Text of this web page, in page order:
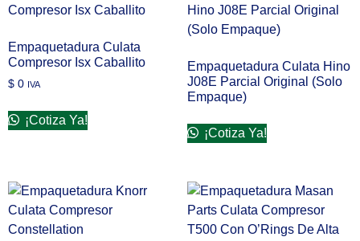
Empaquetadura Culata
Compresor Isx Caballito
$ 0 IVA
¡Cotiza Ya!
Empaquetadura Culata Hino
J08E Parcial Original (Solo
Empaque)
¡Cotiza Ya!